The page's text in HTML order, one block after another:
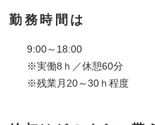
勤務時間は
9:00～18:00
※実働8ｈ／休憩60分
※残業月20～30ｈ程度